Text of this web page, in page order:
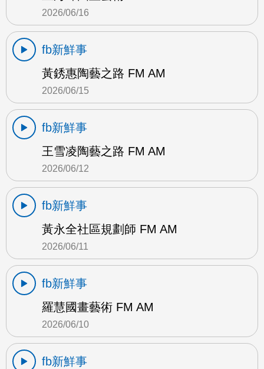
2026/06/16
fb新鮮事
黃銹惠陶藝之路 FM AM
2026/06/15
fb新鮮事
王雪凌陶藝之路 FM AM
2026/06/12
fb新鮮事
黃永全社區規劃師 FM AM
2026/06/11
fb新鮮事
羅慧國畫藝術 FM AM
2026/06/10
fb新鮮事